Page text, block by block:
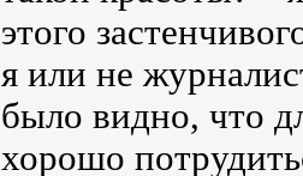
этого
я или не
было видно, что
хорошо